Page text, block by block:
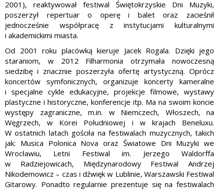
2001), reaktywował festiwal Świętokrzyskie Dni Muzyki,
poszerzył repertuar o operę i balet oraz zacieśnił
jednocześnie współpracę z instytucjami kulturalnymi
i akademickimi miasta.
Od 2001 roku placówką kieruje Jacek Rogala. Dzięki jego
staraniom, w 2012 Filharmonia otrzymała nowoczesną
siedzibę i znacznie poszerzyła ofertę artystyczną. Oprócz
koncertów symfonicznych, organizuje koncerty kameralne
i specjalne cykle edukacyjne, projekcje filmowe, wystawy
plastyczne i historyczne, konferencje itp. Ma na swoim koncie
występy zagraniczne, m.in. w Niemczech, Włoszech, na
Węgrzech, w Korei Południowej i w krajach Beneluxu.
W ostatnich latach gościła na festiwalach muzycznych, takich
jak: Musica Polonica Nova oraz Światowe Dni Muzyki we
Wrocławiu, Letni Festiwal im. Jerzego Waldorffa
w Radziejowicach, Międzynarodowy Festiwal Andrzej
Nikodemowicz – czas i dźwięk w Lublinie, Warszawski Festiwal
Gitarowy. Ponadto regularnie prezentuje się na festiwalach